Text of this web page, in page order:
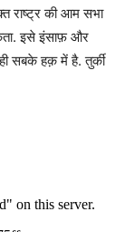
राष्ट्र की आम सभा
इसे इंसाफ़ और
सबके हक़ में है. तुर्की